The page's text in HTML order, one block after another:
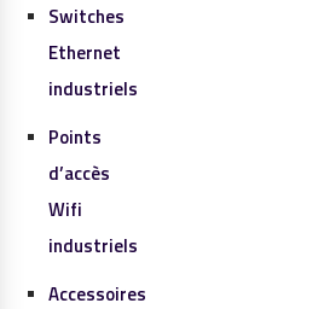
Switches
Ethernet
industriels
Points
d’accès
Wifi
industriels
Accessoires